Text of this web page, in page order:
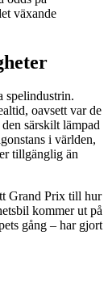
växande
spelindustrin.
oavsett var de
särskilt lämpad
i världen,
tillgänglig än
Grand Prix till hur
kommer ut på
gång – har gjort